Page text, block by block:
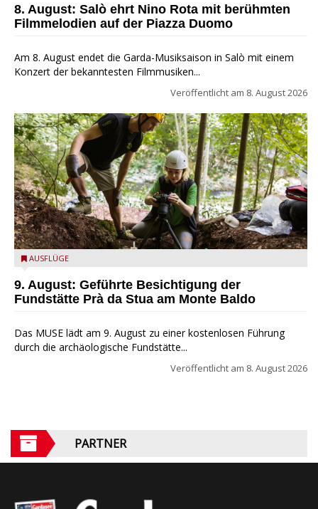
8. August: Salò ehrt Nino Rota mit berühmten
Filmmelodien auf der Piazza Duomo
Am 8. August endet die Garda-Musiksaison in Salò mit einem
Konzert der bekanntesten Filmmusiken...
Veröffentlicht am 8. August 2026
die archäologische Fundstätte Riparo Prà da Stua am Monte
AUSFLÜGE
9. August: Geführte Besichtigung der
Fundstätte Prà da Stua am Monte Baldo
Das MUSE lädt am 9. August zu einer kostenlosen Führung
durch die archäologische Fundstätte...
Veröffentlicht am 8. August 2026
PARTNER